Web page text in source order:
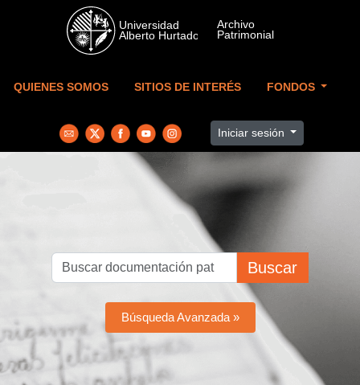
Skip to main content
QUIENES SOMOS SITIOS DE INTERÉS FONDOS
Iniciar sesión
Buscar
Búsqueda Avanzada »